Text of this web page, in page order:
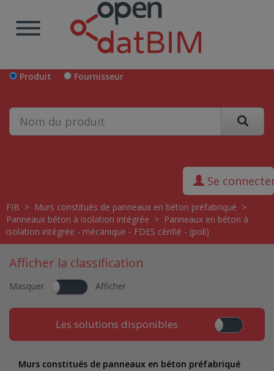
Produit Fournisseur
Se
FIB > Murs constitués de panneaux en béton préfabriqué >
Panneaux béton à isolation intégrée > Panneaux en béton à
isolation intégrée - mécanique - FDES cérifié - (poli)
Afficher la classification
Masquer Afficher
Les solutions disponibles
Murs constitués de panneaux en béton préfabriqué